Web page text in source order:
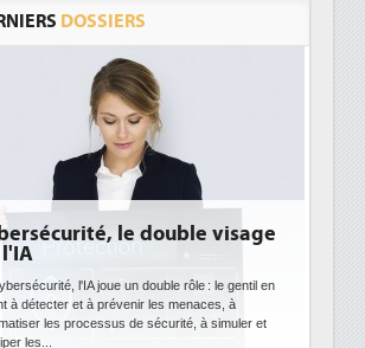
DOSSIERS
l'efficacité énergétique
une obligation pour les
datacenters plus durables et plus efficaces, c'est
recherchent les pouvoirs publics européens
la mise en oeuvre de la nouvelle Directive sur